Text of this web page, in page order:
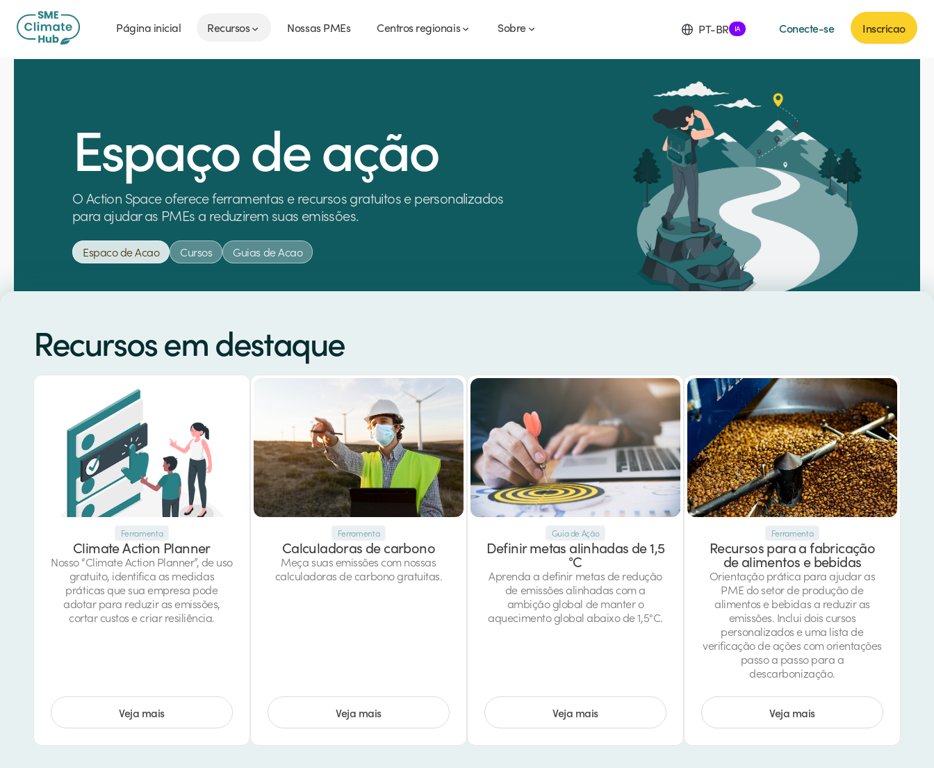
Página inicial Recursos Nossas PMEs Centros regionais Sobre PT-BR IA Conecte-se Inscricao
Espaço de ação
O Action Space oferece ferramentas e recursos gratuitos e personalizados
para ajudar as PMEs a reduzirem suas emissões.
Espaco de Acao Cursos Guias de Acao
Recursos em destaque
Ferramenta
Climate Action Planner
Nosso “Climate Action Planner”, de uso
gratuito, identifica as medidas
práticas que sua empresa pode
adotar para reduzir as emissões,
cortar custos e criar resiliência.
Veja mais
Ferramenta
Calculadoras de carbono
Meça suas emissões com nossas
calculadoras de carbono gratuitas.
Veja mais
Guia de Ação
Definir metas alinhadas de 1,5
°C
Aprenda a definir metas de redução
de emissões alinhadas com a
ambição global de manter o
aquecimento global abaixo de 1,5°C.
Veja mais
Ferramenta
Recursos para a fabricação
de alimentos e bebidas
Orientação prática para ajudar as
PME do setor de produção de
alimentos e bebidas a reduzir as
emissões. Inclui dois cursos
personalizados e uma lista de
verificação de ações com orientações
passo a passo para a
descarbonização.
Veja mais